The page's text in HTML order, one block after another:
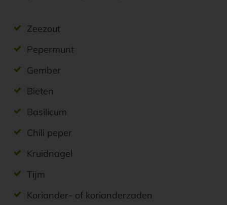
Zeezout
Pepermunt
Gember
Bieten
Basilicum
Chili peper
Kruidnagel
Tijm
Koriander- of korianderzaden